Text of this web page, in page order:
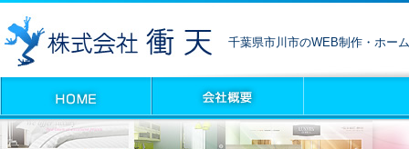
千葉県市川市のWEB制作・ホー